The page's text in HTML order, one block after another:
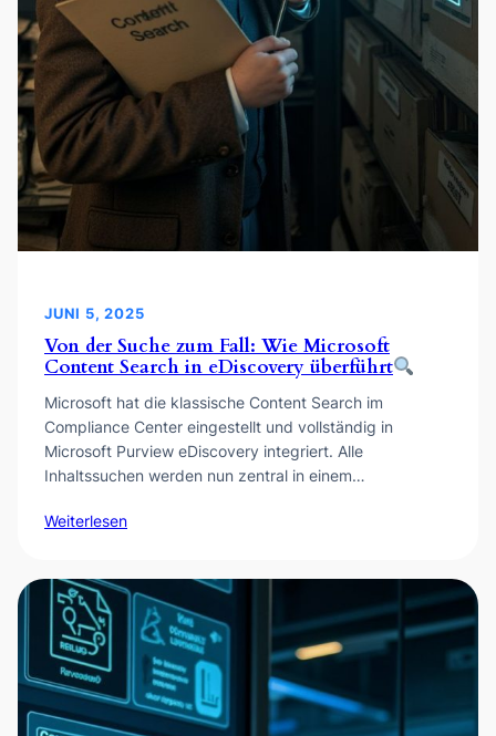
JUNI 5, 2025
Von der Suche zum Fall: Wie Microsoft
Content Search in eDiscovery überführt
Microsoft hat die klassische Content Search im
Compliance Center eingestellt und vollständig in
Microsoft Purview eDiscovery integriert. Alle
Inhaltssuchen werden nun zentral in einem…
Weiterlesen